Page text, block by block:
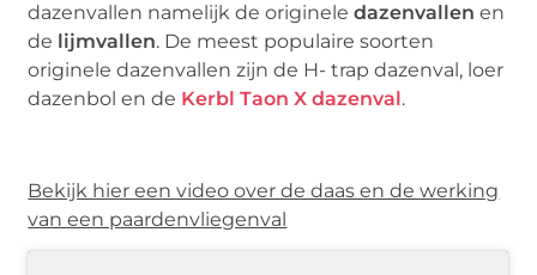
dazenvallen namelijk de origineledazenvallen en
de lijmvallen. De meest populaire soorten
originele dazenvallen zijn de H- trap dazenval, loer
dazenbol en de Kerbl Taon X dazenval .
Bekijk hier een video over de daas en de werking
van een paardenvliegenval